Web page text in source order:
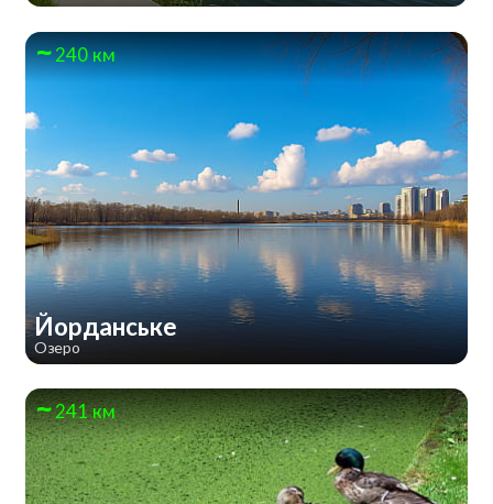
240 км
Йорданське
Озеро
241 км